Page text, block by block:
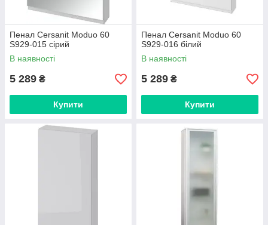
Пенал Cersanit Moduo 60
S929-015 сірий
В наявності
5 289 ₴
Купити
Пенал Cersanit Moduo 60
S929-016 білий
В наявності
5 289 ₴
Купити